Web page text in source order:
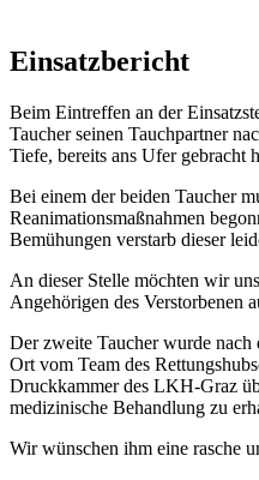
Einsatzbericht
Beim Eintreffen an der
Taucher seinen Tauchpartner
Tiefe, bereits ans Ufer gebracht
Bei einem der beiden Taucher
Reanimationsmaßnahmen
Bemühungen verstarb dieser
An dieser Stelle möchten wir
Angehörigen des Verstorbenen
Der zweite Taucher wurde
Ort vom Team des
Druckkammer des LKH-Graz
medizinische Behandlung zu
Wir wünschen ihm eine rasche